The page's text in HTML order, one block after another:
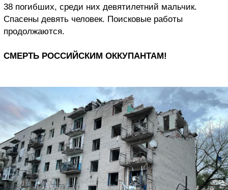
38 погибших, среди них девятилетний мальчик.
Спасены девять человек. Поисковые работы
продолжаются.
СМЕРТЬ РОССИЙСКИМ ОККУПАНТАМ!